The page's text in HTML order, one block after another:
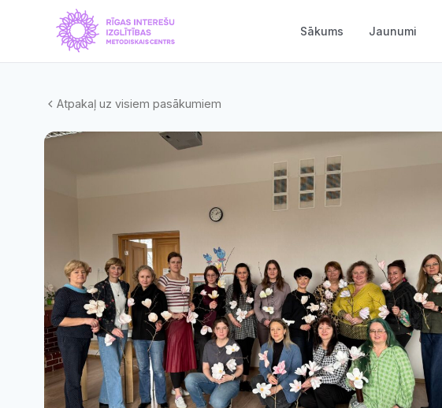
Sākums Jaunumi
Atpakaļ uz visiem pasākumiem